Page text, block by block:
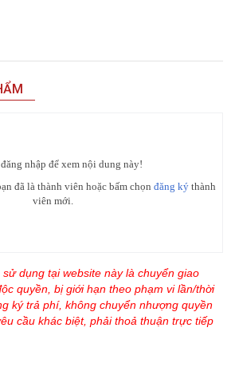
nhập để xem nội dung này!
đã là thành viên hoặc bấm chọn đăng ký thành
viên mới.
dụng tại website này là chuyển giao
quyền, bị giới hạn theo phạm vi lần/thời
ký trả phí, không chuyển nhượng quyền
cầu khác biệt, phải thoả thuận trực tiếp